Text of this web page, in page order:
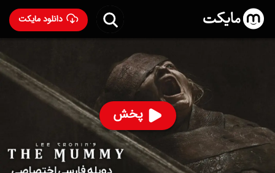
دانلود مایکت
پخش
فیلم مومیایی با دوبله فارسی - Lee Cronin's The Mummy
83 ۶.۲
ساخت ایرلند سال 2026
رده سنی ۱۸+
ترسناک